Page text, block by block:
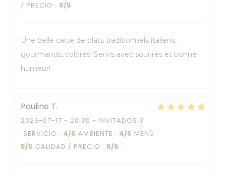
/ PRECIO : 5/5
Une belle carte de plats traditionnels italiens,
gourmands, colorés! Servis avec sourires et bonne
humeur!
Pauline T
2026-07-17 - 20:30 - INVITADOS 3
SERVICIO : 4/5 AMBIENTE : 4/5 MENÚ :
5/5 CALIDAD / PRECIO : 5/5